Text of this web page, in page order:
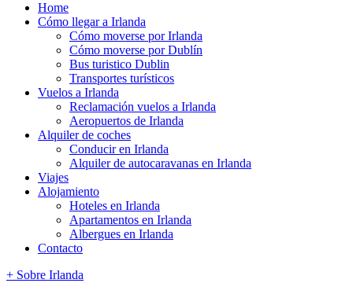
Home
Cómo llegar a Irlanda
Cómo moverse por Irlanda
Cómo moverse por Dublín
Bus turistico Dublin
Transportes turísticos
Vuelos a Irlanda
Reclamación vuelos a Irlanda
Aeropuertos de Irlanda
Alquiler de coches
Conducir en Irlanda
Alquiler de autocaravanas en Irlanda
Viajes
Alojamiento
Hoteles en Irlanda
Apartamentos en Irlanda
Albergues en Irlanda
Contacto
+ Sobre Irlanda